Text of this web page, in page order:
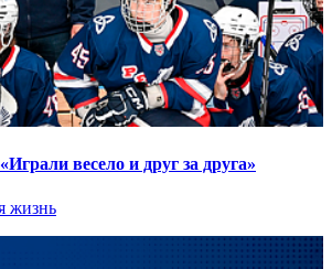
весело и друг за друга»
жизнь